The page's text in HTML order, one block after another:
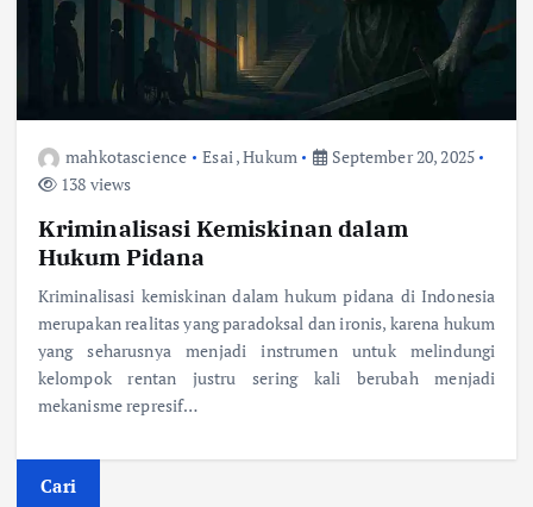
mahkotascience Esai,Hukum
September 20, 2025
138 views
Kriminalisasi Kemiskinan dalam
Hukum Pidana
Kriminalisasi kemiskinan dalam hukum pidana di Indonesia
merupakan realitas yang paradoksal dan ironis, karena hukum
yang seharusnya menjadi instrumen untuk melindungi
kelompok rentan justru sering kali berubah menjadi
mekanisme represif…
Cari